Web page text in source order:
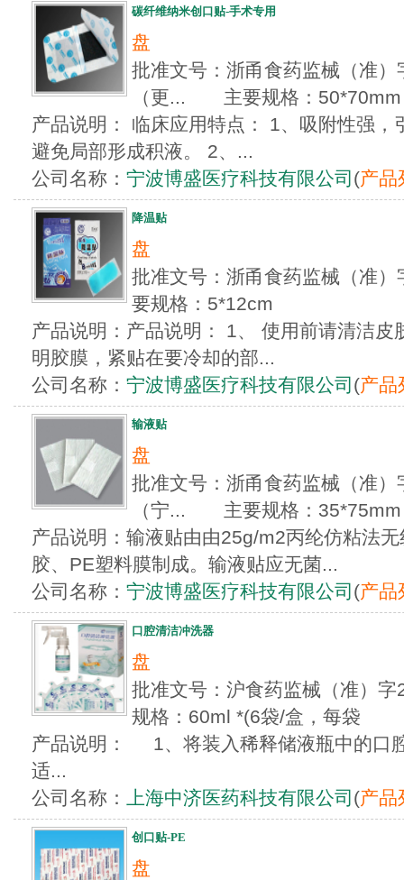
碳纤维纳米创口贴-手术专用
盘
批准文号：浙甬食药监械（准
（更... 主要规格：50*70mm
产品说明： 临床应用特点： 1、吸附性强，
避免局部形成积液。 2、...
公司名称： 宁波博盛医疗科技有限公司 (产品
降温贴
盘
批准文号：浙甬食药监械（
要规格：5*12cm
产品说明：产品说明： 1、 使用前请清洁皮
明胶膜，紧贴在要冷却的部...
公司名称： 宁波博盛医疗科技有限公司 (产品
输液贴
盘
批准文号：浙甬食药监械（准
（宁... 主要规格：35*75mm
产品说明：输液贴由由25g/m2丙纶仿粘法
胶、PE塑料膜制成。输液贴应无菌...
公司名称： 宁波博盛医疗科技有限公司 (产品
口腔清洁冲洗器
盘
批准文号：沪食药监械（准
规格：60ml *(6袋/盒，每袋
产品说明： 1、将装入稀释储液瓶中的口
适...
公司名称：
上海中济医药科技有限公司 (产品
创口贴-PE
盘